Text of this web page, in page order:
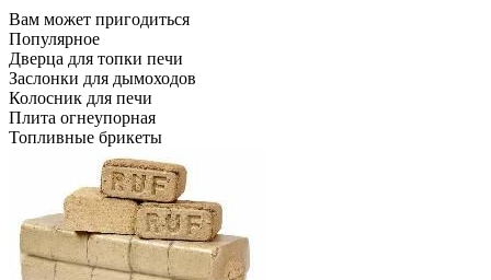
Вам может пригодиться
Популярное
Дверца для топки печи
Заслонки для дымоходов
Колосник для печи
Плита огнеупорная
Топливные брикеты